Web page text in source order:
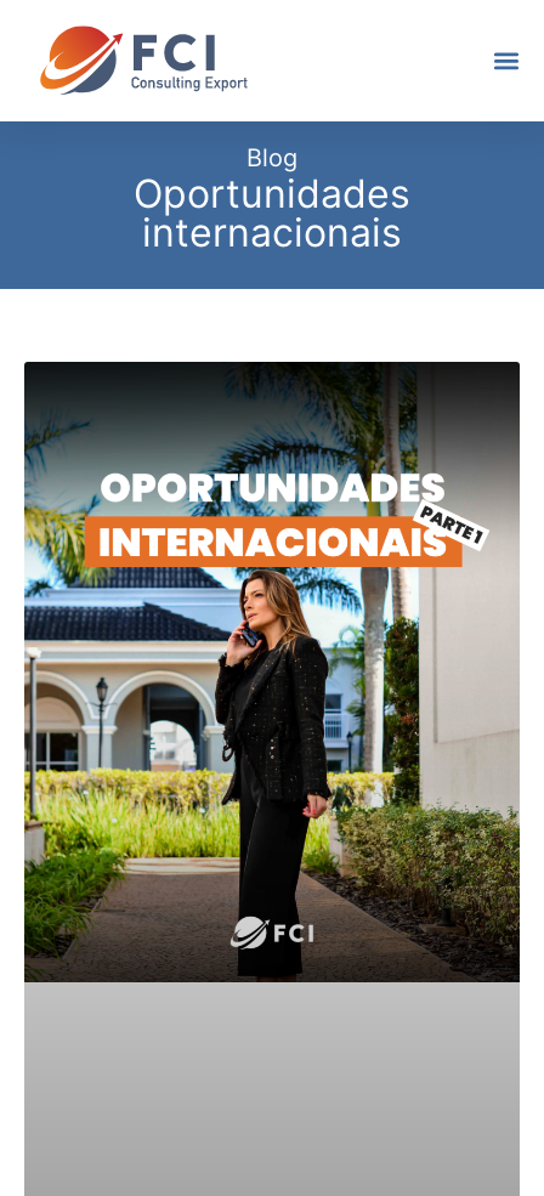
Blog
Oportunidades
internacionais